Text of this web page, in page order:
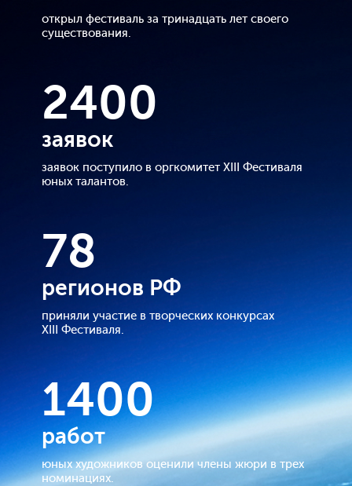
открыл фестиваль за тринадцать лет своего
существования.
2400
заявок
заявок поступило в оргкомитет XIII Фестиваля
юных талантов.
78
регионов РФ
приняли участие в творческих конкурсах
XIII Фестиваля.
1400
работ
юных художников оценили члены жюри в трех
номинациях.